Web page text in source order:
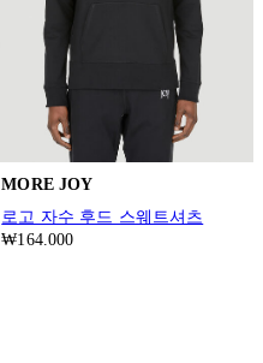
MORE JOY
로고 자수 후드 스웨트셔츠
₩164.000